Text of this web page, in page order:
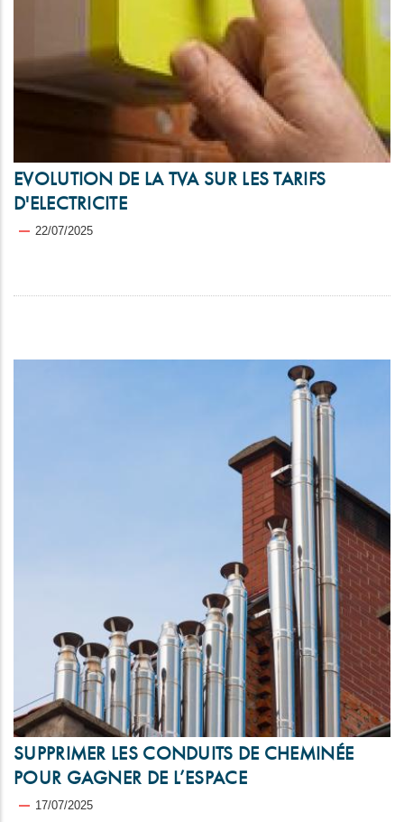
EVOLUTION DE LA TVA SUR LES TARIFS
D'ELECTRICITE
22/07/2025
SUPPRIMER LES CONDUITS DE CHEMINÉE
POUR GAGNER DE L’ESPACE
17/07/2025